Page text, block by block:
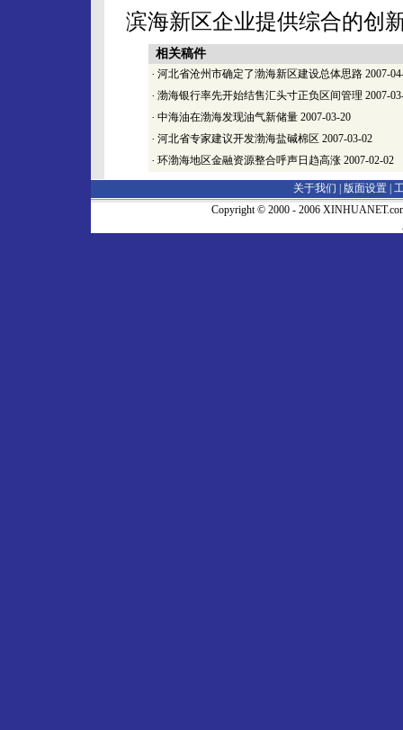
滨海新区企业提供综合的创
相关稿件
· 河北省沧州市确定了渤海新区建设总体思路 2007-
· 渤海银行率先开始结售汇头寸正负区间管理 2007-
· 中海油在渤海发现油气新储量 2007-03-20
· 河北省专家建议开发渤海盐碱棉区 2007-03-02
· 环渤海地区金融资源整合呼声日趋高涨 2007-02-02
关于我们 | 版面设置
Copyright © 2000 - 2006